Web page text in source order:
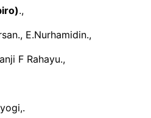
.,
E.Nurhamidin.,
F Rahayu.,